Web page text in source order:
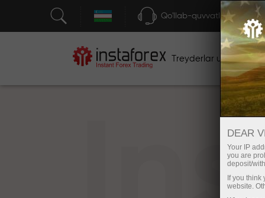
Qo'llab-quvvatlash
Treyderlar uchun
DEAR
Your IP
you are
deposit/
If you
website.